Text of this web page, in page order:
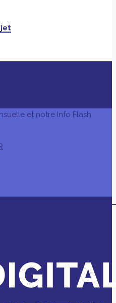
et notre Info Flash